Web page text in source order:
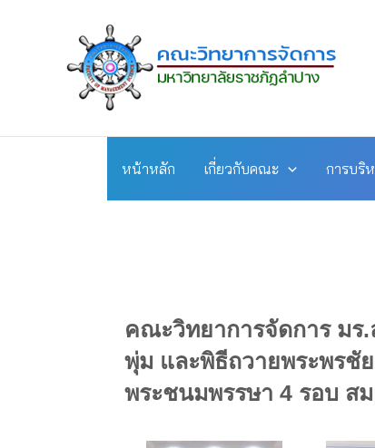
หน้าหลัก เกี่ยวกับคณะ การบริ
คณะวิทยาการจัดการ มร.
พุ่ม และพิธีถวายพระพรชั
พระชนมพรรษา 4 รอบ ส